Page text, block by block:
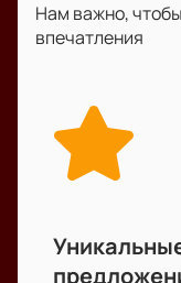
Нам важно,
впечатления